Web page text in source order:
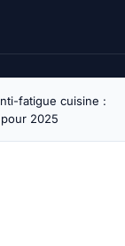
fatigue cuisine :
2025